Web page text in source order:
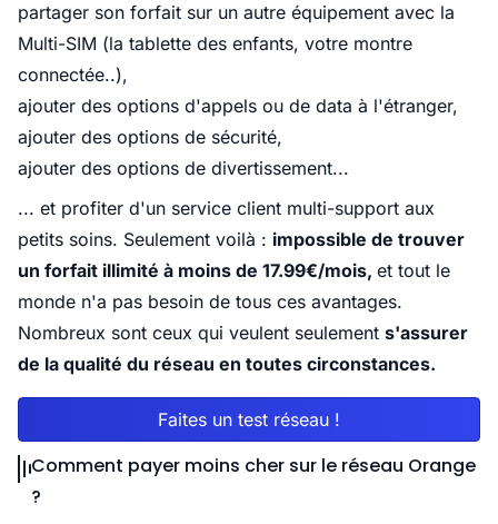
partager son forfait sur un autre équipement avec la
Multi-SIM (la tablette des enfants, votre montre
connectée..),
ajouter des options d'appels ou de data à l'étranger,
ajouter des options de sécurité,
ajouter des options de divertissement...
... et profiter d'un service client multi-support aux
petits soins. Seulement voilà : impossible de trouver
un forfait illimité à moins de 17.99€/mois, et tout le
monde n'a pas besoin de tous ces avantages.
Nombreux sont ceux qui veulent seulement s'assurer
de la qualité du réseau en toutes circonstances.
Faites un test réseau !
Comment payer moins cher sur le réseau Orange
?